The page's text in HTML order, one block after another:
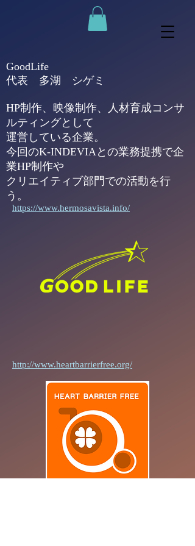
GoodLife
代表 多湖 シゲミ
HP制作、映像制作、人材育成コンサ
ルティングとして
運営している企業。
今回のK-INDEVIAとの業務提携で企
業HP制作や
​クリエイティブ部門での活動を行
う。
https://www.hermosavista.info/
http://www.heartbarrierfree.org/